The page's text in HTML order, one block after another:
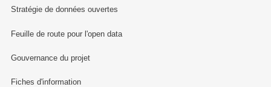
Stratégie de données ouvertes
Feuille de route pour l'open data
Gouvernance du projet
Fiches d'information